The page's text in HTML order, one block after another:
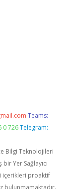
Teams:
0 726 Telegram:
Bilgi Teknolojileri
Yer Sağlayıcı
içerikleri proaktif
bulunmamaktadır.